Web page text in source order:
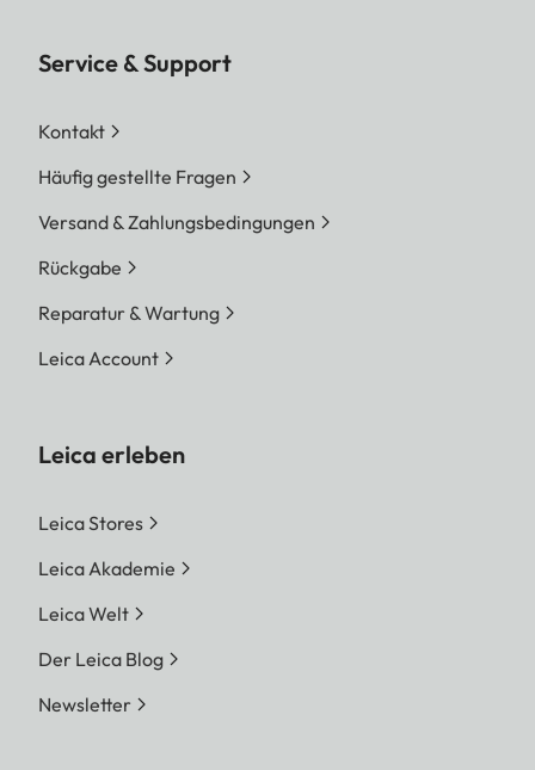
Service & Support
Kontakt
Häufig gestellte Fragen
Versand & Zahlungsbedingungen
Rückgabe
Reparatur & Wartung
Leica Account
Leica erleben
Leica Stores
Leica Akademie
Leica Welt
Der Leica Blog
Newsletter